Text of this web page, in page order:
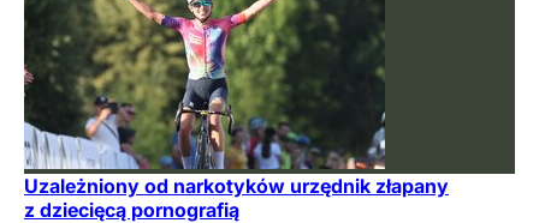
Uzależniony od narkotyków urzędnik złapany
z dziecięcą pornografią